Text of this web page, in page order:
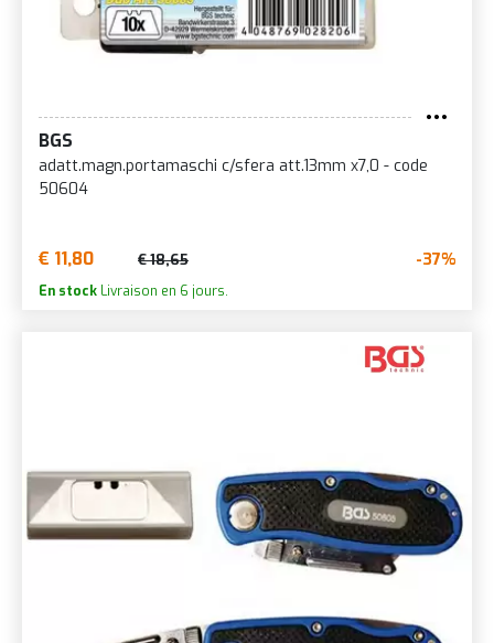
BGS
adatt.magn.portamaschi c/sfera att.13mm x7,0 - code
50604
€ 11,80 € 18,65 -37%
En stock Livraison en 6 jours.